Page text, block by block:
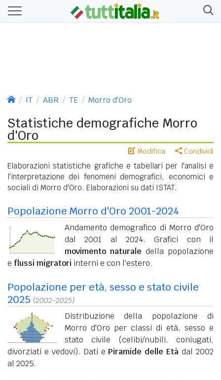
IT ABR TE Morro d'Oro
Statistiche demografiche Morro
d'Oro
Modifica Condividi
Elaborazioni statistiche grafiche e tabellari per l'analisi e
l'interpretazione dei fenomeni demografici, economici e
sociali di Morro d'Oro. Elaborazioni su dati ISTAT.
Popolazione Morro d'Oro 2001-2024
Andamento demografico di Morro d'Oro
dal 2001 al 2024. Grafici con il
movimento naturale della popolazione
e flussi migratori interni e con l'estero.
Popolazione per età, sesso e stato civile
2025 (2002-2025)
Distribuzione della popolazione di
Morro d'Oro per classi di età, sesso e
stato civile (celibi/nubili, coniugati,
divorziati e vedovi). Dati e Piramide delle Età dal 2002
al 2025.